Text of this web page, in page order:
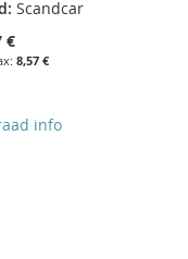
Scandcar
€
8,57 €
info